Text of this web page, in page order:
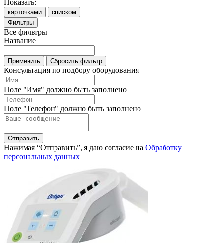
Показать:
карточками
списком
Фильтры
Все фильтры
Название
Применить Сбросить фильтр
Консультация по подбору оборудования
Поле "Имя" должно быть заполнено
Поле "Телефон" должно быть заполнено
Отправить
Нажимая “Отправить”, я даю согласие на Обработку
персональных данных